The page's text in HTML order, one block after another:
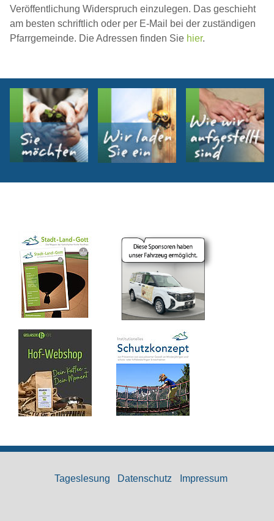
Veröffentlichung Widerspruch einzulegen. Das geschieht
am besten schriftlich oder per E-Mail bei der zuständigen
Pfarrgemeinde. Die Adressen finden Sie hier.
Tageslesung Datenschutz Impressum